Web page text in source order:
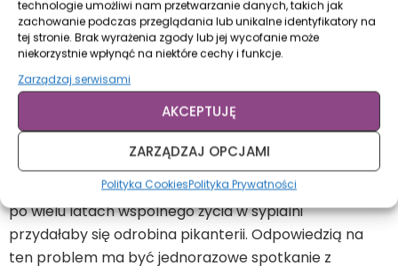
technologie umożliwi nam przetwarzanie danych, takich jak
zachowanie podczas przeglądania lub unikalne identyfikatory na
tej stronie. Brak wyrażenia zgody lub jej wycofanie może
niekorzystnie wpłynąć na niektóre cechy i funkcje.
Zarządzaj serwisami
AKCEPTUJĘ
ZARZĄDZAJ OPCJAMI
Polityka CookiesPolityka Prywatności
You Me Her
Netflix
Jack (Greg Poehler) i Emma(Rachel Blanchard) są
zwyczajnym małżeństwem po trzydziestce. Bardzo
się kochają i tworzą w miarę udany związek, jednak
po wielu latach wspólnego życia w sypialni
przydałaby się odrobina pikanterii. Odpowiedzią na
ten problem ma być jednorazowe spotkanie z